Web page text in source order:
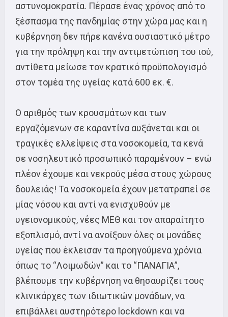
αστυνομοκρατία. Πέρασε ένας χρόνος από το
ξέσπασμα της πανδημίας στην χώρα μας και η
κυβέρνηση δεν πήρε κανένα ουσιαστικό μέτρο
για την πρόληψη και την αντιμετώπιση του ιού,
αντίθετα μείωσε τον κρατικό προϋπολογισμό
στον τομέα της υγείας κατά 600 εκ. €.
Ο αριθμός των κρουσμάτων και των
εργαζόμενων σε καραντίνα αυξάνεται και οι
τραγικές ελλείψεις στα νοσοκομεία, τα κενά
σε νοσηλευτικό προσωπικό παραμένουν – ενώ
πλέον έχουμε και νεκρούς μέσα στους χώρους
δουλειάς! Τα νοσοκομεία έχουν μετατραπεί σε
μίας νόσου και αντί να ενισχυθούν με
υγειονομικούς, νέες ΜΕΘ και τον απαραίτητο
εξοπλισμό, αντί να ανοίξουν όλες οι μονάδες
υγείας που έκλεισαν τα προηγούμενα χρόνια
όπως το “Λοιμωδών” και το “ΠΑΝΑΓΙΑ”,
βλέπουμε την κυβέρνηση να θησαυρίζει τους
κλινικάρχες των ιδιωτικών μονάδων, να
επιβάλλει αυστηρότερο lockdown και να